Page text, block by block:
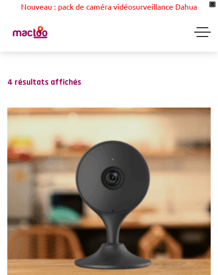
X
Nouveau : pack de caméra vidéosurveillance Dahua
4 résultats affichés